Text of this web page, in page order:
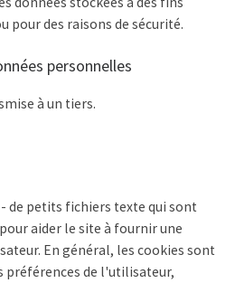
pour des raisons de sécurité.
personnelles
à un tiers.
de petits fichiers texte qui sont
aider le site à fournir une
En général, les cookies sont
préférences de l'utilisateur,